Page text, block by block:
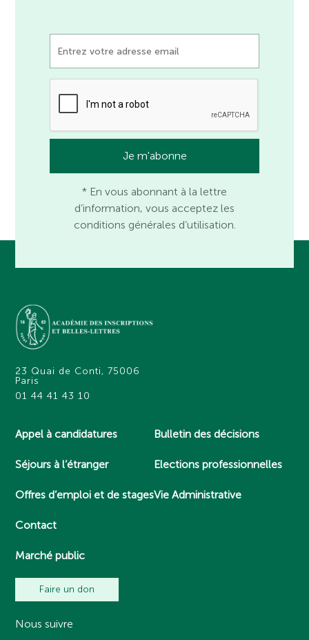
* En vous abonnant à la lettre
d’information, vous acceptez les
conditions générales d’utilisation.
23 Quai de Conti, 75006
Paris
01 44 41 43 10
Appel à candidatures
Séjours à l’étranger
Offres d’emploi et de stages
Contact
Marché public
Bulletin des décisions
Elections professionnelles
Vie Administrative
Faire un don
Nous suivre